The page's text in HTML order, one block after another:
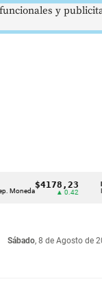
$4178,23
▲ 0.42
Sábado, 8 de Agosto de
y